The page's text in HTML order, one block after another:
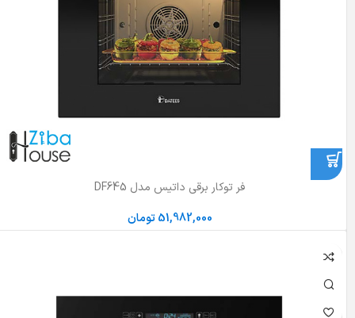
فر توکار برقی داتیس مدل DF645
51,982,000 تومان